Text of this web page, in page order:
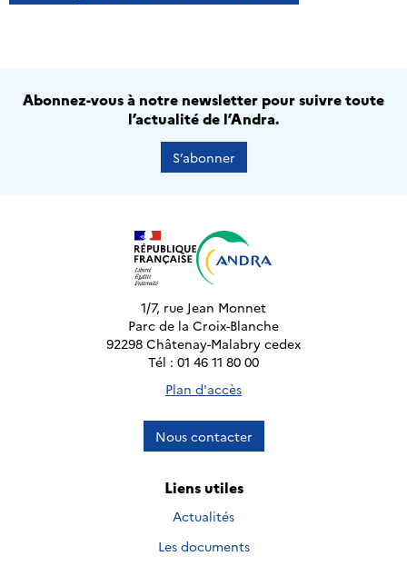
Abonnez-vous à notre newsletter pour suivre toute
l’actualité de l’Andra.
S’abonner
1/7, rue Jean Monnet
Parc de la Croix-Blanche
92298 Châtenay-Malabry cedex
Tél : 01 46 11 80 00
Plan d'accès
Nous contacter
Liens utiles
Actualités
Les documents